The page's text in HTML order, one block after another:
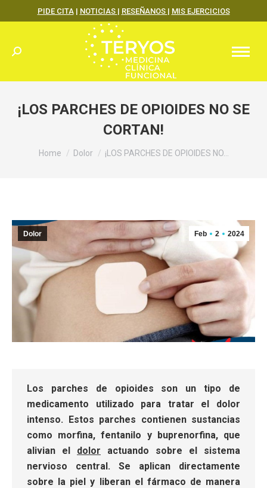
PIDE CITA| NOTICIAS | RESEÑANOS | MIS EJERCICIOS
Search:
¡LOS PARCHES DE OPIOIDES NO SE
CORTAN!
You are here:
Home Dolor ¡LOS PARCHES DE OPIOIDES NO…
Feb 2 2024
Dolor
Los parches de opioides son un tipo de
medicamento utilizado para tratar el dolor
intenso. Estos parches contienen sustancias
como morfina, fentanilo y buprenorfina, que
alivian el dolor actuando sobre el sistema
nervioso central. Se aplican directamente
sobre la piel y liberan el fármaco de manera